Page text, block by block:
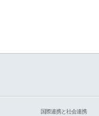
国際連携と社会連携